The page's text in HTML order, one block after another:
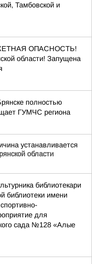
Тамбовской и
ОПАСНОСТЬ!
области! Запущена
полностью
ГУМЧС региона
устанавливается
области
библиотекари
библиотеки имени
для
сада №128 «Алые